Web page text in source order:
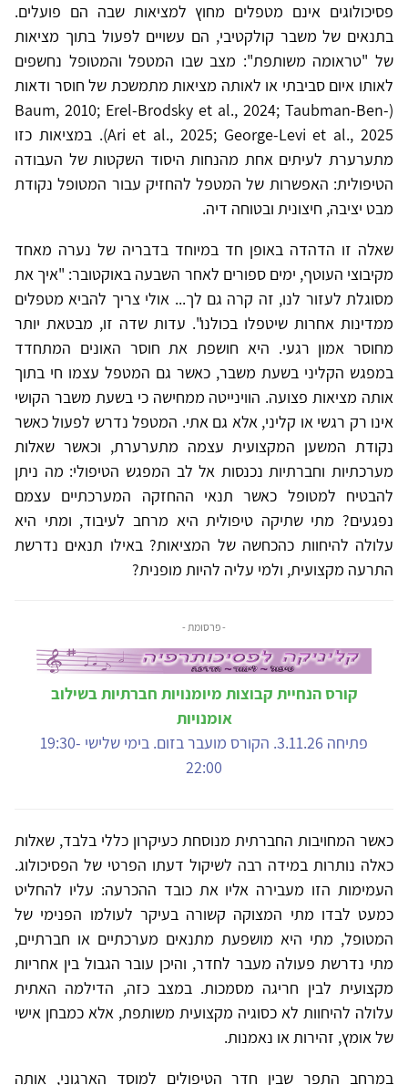
פסיכולוגים אינם מטפלים מחוץ למציאות שבה הם פועלים.
בתנאים של משבר קולקטיבי, הם עשויים לפעול בתוך מציאות
של "טראומה משותפת": מצב שבו המטפל והמטופל נחשפים
לאותו איום סביבתי או לאותה מציאות מתמשכת של חוסר ודאות
(Baum, 2010; Erel-Brodsky et al., 2024; Taubman-Ben-
Ari et al., 2025; George-Levi et al., 2025). במציאות כזו
מתערערת לעיתים אחת מהנחות היסוד השקטות של העבודה
הטיפולית: האפשרות של המטפל להחזיק עבור המטופל נקודת
מבט יציבה, חיצונית ובטוחה דיה.
שאלה זו הדהדה באופן חד במיוחד בדבריה של נערה מאחד
מקיבוצי העוטף, ימים ספורים לאחר השבעה באוקטובר: "איך את
מסוגלת לעזור לנו, זה קרה גם לך... אולי צריך להביא מטפלים
ממדינות אחרות שיטפלו בכולנו". עדות שדה זו, מבטאת יותר
מחוסר אמון רגעי. היא חושפת את חוסר האונים המתחדד
במפגש הקליני בשעת משבר, כאשר גם המטפל עצמו חי בתוך
אותה מציאות פצועה. הווינייטה ממחישה כי בשעת משבר הקושי
אינו רק רגשי או קליני, אלא גם אתי. המטפל נדרש לפעול כאשר
נקודת המשען המקצועית עצמה מתערערת, וכאשר שאלות
מערכתיות וחברתיות נכנסות אל לב המפגש הטיפולי: מה ניתן
להבטיח למטופל כאשר תנאי ההחזקה המערכתיים עצמם
נפגעים? מתי שתיקה טיפולית היא מרחב לעיבוד, ומתי היא
עלולה להיחוות כהכחשה של המציאות? באילו תנאים נדרשת
התרעה מקצועית, ולמי עליה להיות מופנית?
- פרסומת -
קורס הנחיית קבוצות מיומנויות חברתיות בשילוב
אומנויות
פתיחה 3.11.26. הקורס מועבר בזום. בימי שלישי 19:30-
22:00
כאשר המחויבות החברתית מנוסחת כעיקרון כללי בלבד, שאלות
כאלה נותרות במידה רבה לשיקול דעתו הפרטי של הפסיכולוג.
העמימות הזו מעבירה אליו את כובד ההכרעה: עליו להחליט
כמעט לבדו מתי המצוקה קשורה בעיקר לעולמו הפנימי של
המטופל, מתי היא מושפעת מתנאים מערכתיים או חברתיים,
מתי נדרשת פעולה מעבר לחדר, והיכן עובר הגבול בין אחריות
מקצועית לבין חריגה מסמכות. במצב כזה, הדילמה האתית
עלולה להיחוות לא כסוגיה מקצועית משותפת, אלא כמבחן אישי
של אומץ, זהירות או נאמנות.
במרחב התפר שבין חדר הטיפולים למוסד הארגוני, אותה